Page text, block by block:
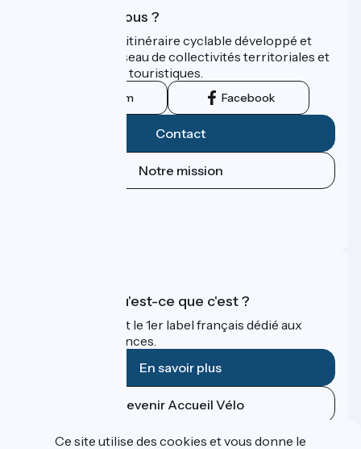
Qui sommes-nous ?
ViaRhôna est un itinéraire cyclable développé et
promu par un réseau de collectivités territoriales et
leurs institutions touristiques.
Instagram Facebook
Contact
Notre mission
Accueil Vélo qu'est-ce que c'est ?
Accueil Vélo c'est le 1er label français dédié aux
cyclistes en vacances.
En savoir plus
Devenir Accueil Vélo
Financé dans le cadre de Destination France
Ce site utilise des cookies et vous donne le